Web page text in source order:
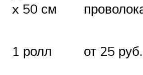
x 50 см
1 ролл от 25 руб.